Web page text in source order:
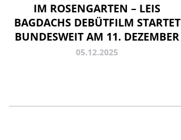
IM ROSENGARTEN – LEIS
BAGDACHS DEBÜTFILM STARTET
BUNDESWEIT AM 11. DEZEMBER
05.12.2025